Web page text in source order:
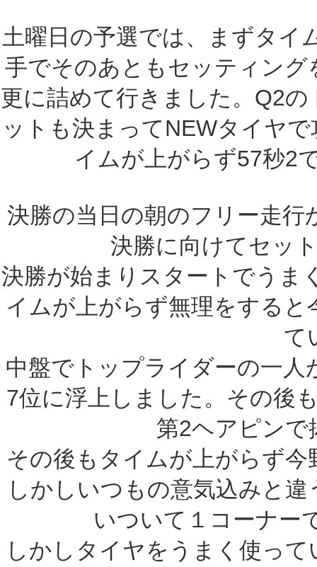
土曜日の予選では、まずタイ
手でそのあともセッティン
更に詰めて行きました。Q2
ットも決まってNEWタイヤ
イムが上がらず57秒2
決勝の当日の朝のフリー走
決勝に向けてセッ
決勝が始まりスタートでうま
イムが上がらず無理をする
て
中盤でトップライダーの一
7位に浮上しました。その後
第2ヘアピンで
その後もタイムが上がらず
しかしいつもの意気込みと
いついて１コーナー
しかしタイヤをうまく使っ